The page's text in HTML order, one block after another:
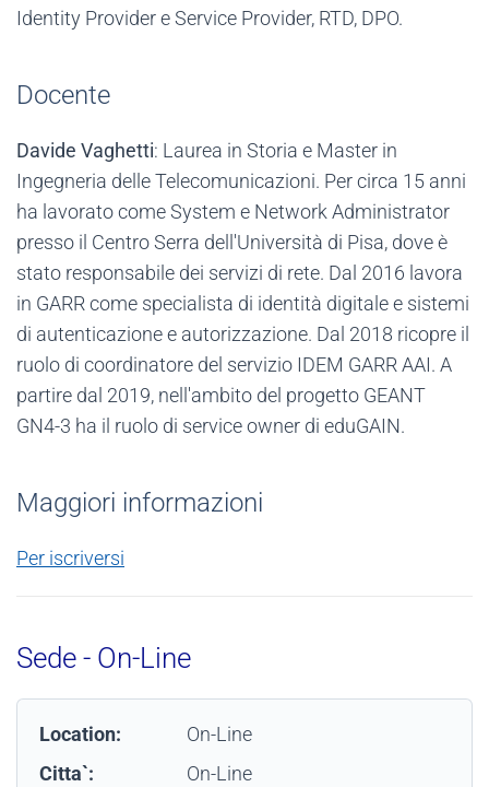
Identity Provider e Service Provider, RTD, DPO.
Docente
Davide Vaghetti: Laurea in Storia e Master in
Ingegneria delle Telecomunicazioni. Per circa 15 anni
ha lavorato come System e Network Administrator
presso il Centro Serra dell'Università di Pisa, dove è
stato responsabile dei servizi di rete. Dal 2016 lavora
in GARR come specialista di identità digitale e sistemi
di autenticazione e autorizzazione. Dal 2018 ricopre il
ruolo di coordinatore del servizio IDEM GARR AAI. A
partire dal 2019, nell'ambito del progetto GEANT
GN4-3 ha il ruolo di service owner di eduGAIN.
Maggiori informazioni
Per iscriversi
Sede - On-Line
Location:
On-Line
Citta`:
On-Line